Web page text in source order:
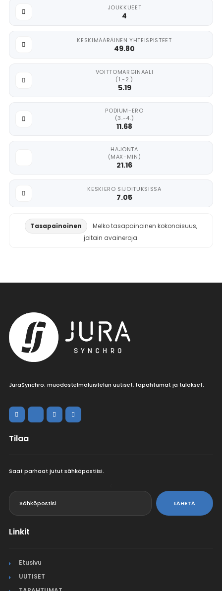
JOUKKUEET
4
KESKIMÄÄRÄINEN YHTEISPISTEET
49.80
VOITTOMARGINAALI
(1.-2.)
5.19
PODIUM-ERO
(3.-4.)
11.68
HAJONTA
(MAX-MIN)
21.16
KESKIERO SIJOITUKSISSA
7.05
Tasapainoinen
Melko tasapainoinen kokonaisuus,
joitain avaineroja.
JuraSynchro: muodostelmaluistelun uutiset, tapahtumat ja tulokset.
Tilaa
Saat parhaat jutut sähköpostiisi.
LÄHETÄ
Linkit
Etusivu
UUTISET